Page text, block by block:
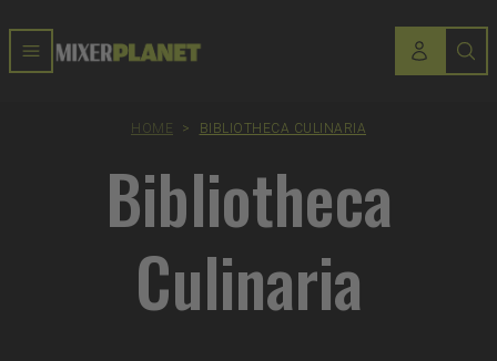
HOME > BIBLIOTHECA CULINARIA
Bibliotheca
Culinaria